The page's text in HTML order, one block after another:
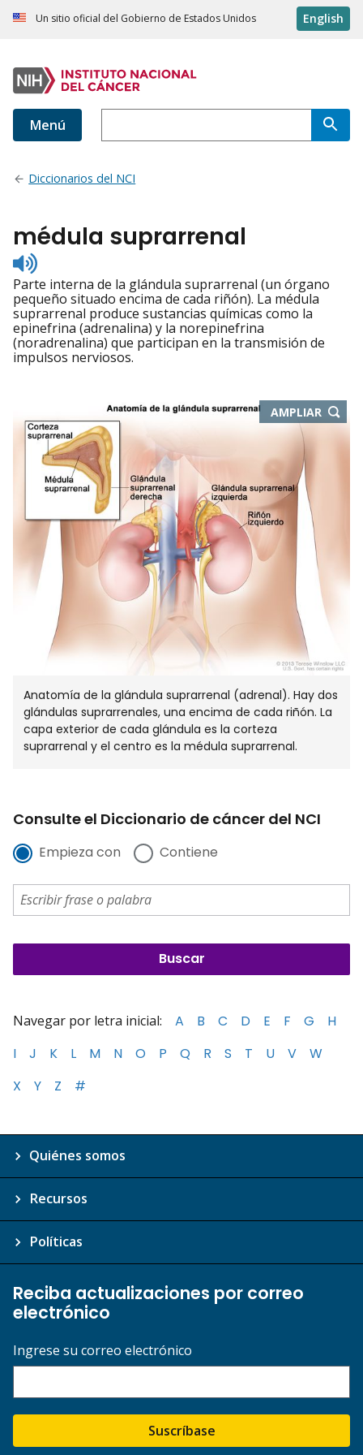
Un sitio oficial del Gobierno de Estados Unidos English
Menú
Diccionarios del NCI
médula suprarrenal
Listen
to
pronunciation
Parte interna de la glándula suprarrenal (un órgano
pequeño situado encima de cada riñón). La médula
suprarrenal produce sustancias químicas como la
epinefrina (adrenalina) y la norepinefrina
(noradrenalina) que participan en la transmisión de
impulsos nerviosos.
AMPLIAR-
ABRE
Anatomía de la glándula suprarrenal (adrenal). Hay dos
glándulas suprarrenales, una encima de cada riñón. La
capa exterior de cada glándula es la corteza
suprarrenal y el centro es la médula suprarrenal.
Consulte el Diccionario de cáncer del NCI
Empieza con Contiene
Navegar por letra inicial: A B C D E F G
H
I
J K L M N O P Q R S T U V
W
X
Y Z #
Quiénes somos
Recursos
Políticas
Reciba actualizaciones por correo
electrónico
Ingrese su correo electrónico
Suscríbase